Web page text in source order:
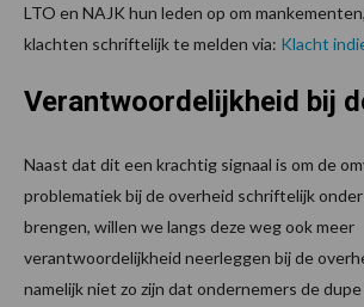
LTO en NAJK hun leden op om
klachten schriftelijk te melden via: Klacht
Verantwoordelijkheid bij
Naast dat dit een krachtig signaal is om de
problematiek bij de overheid schriftelijk
brengen, willen we langs deze weg ook meer
verantwoordelijkheid neerleggen bij de
namelijk niet zo zijn dat ondernemers de